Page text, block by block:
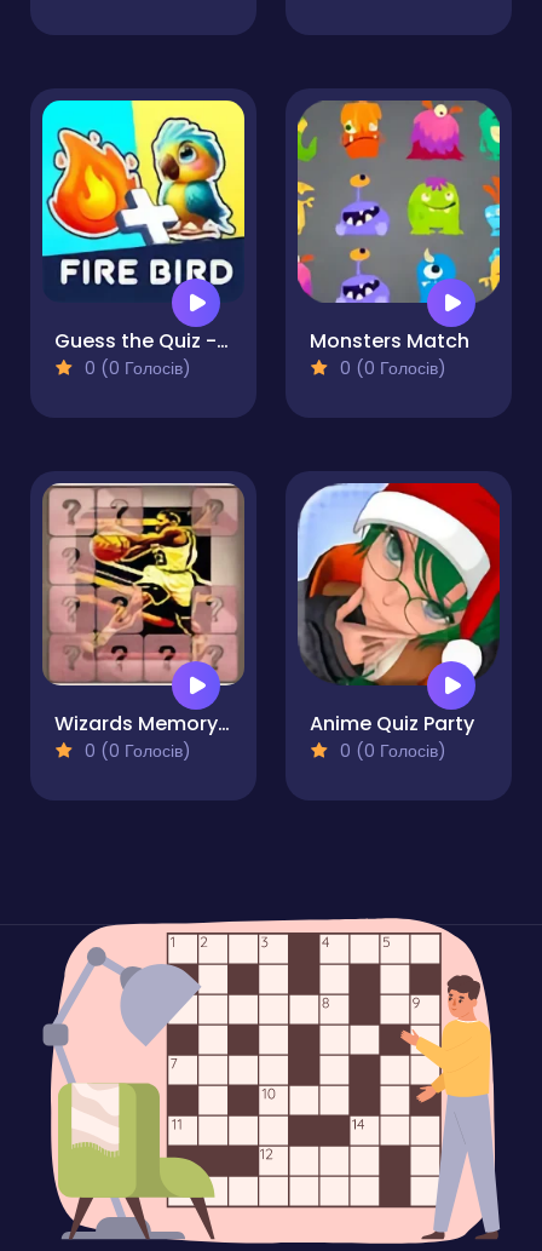
Guess the Quiz - Emoji IQ Games
0 (0 Голосів)
Monsters Match
0 (0 Голосів)
Wizards Memory Match
0 (0 Голосів)
Anime Quiz Party
0 (0 Голосів)